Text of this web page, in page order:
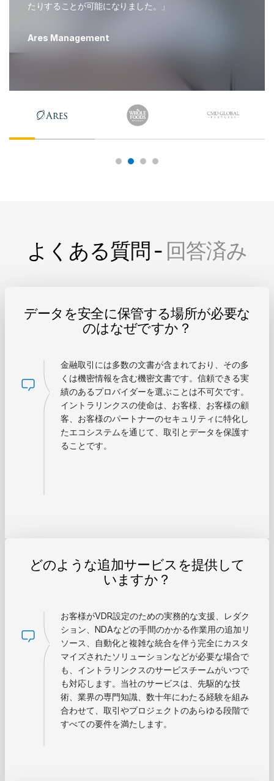
たりすることが可能になりました。」
Ares Management
よくある質問 - 回答済み
データを安全に保管する場所が必要な
のはなぜですか？
金融取引には多数の文書が含まれており、その多
くは機密情報を含む機密文書です。信頼できる実
績のあるプロバイダーを選ぶことは不可欠です。
イントラリンクスの使命は、お客様、お客様の顧
客、お客様のパートナーのセキュリティに特化し
たエコシステムを通じて、取引とデータを保護す
ることです。
どのような追加サービスを提供して
いますか？
お客様がVDR設定のための実務的な支援、レダク
ション、NDAなどの手間のかかる作業用の追加リ
ソース、自動化と複雑な統合を伴う完全にカスタ
マイズされたソリューションなどが必要な場合で
も、イントラリンクスのサービスチームがいつで
も対応します。当社のサービスは、先駆的な技
術、業界の専門知識、数十年にわたる経験を組み
合わせて、取引やプロジェクトのあらゆる段階で
すべての要件を満たします。